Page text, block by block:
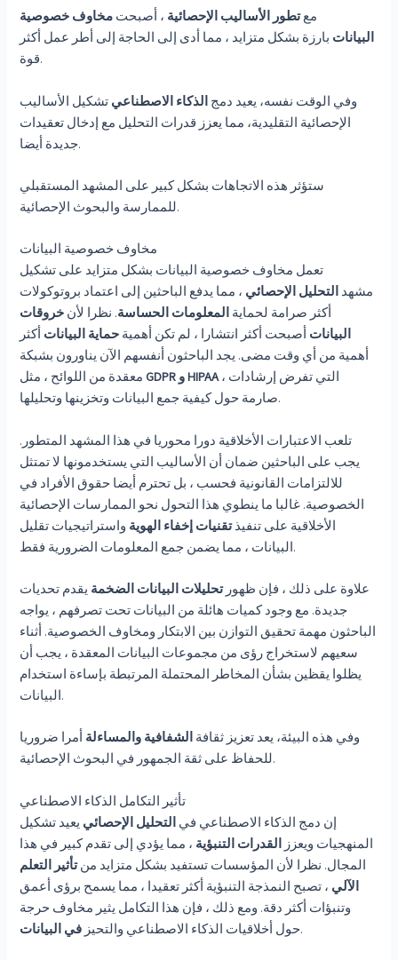
معتطور الأساليب الإحصائية ، أصبحت مخاوف خصوصية
البيانات بارزة بشكل متزايد ، مما أدى إلى الحاجة إلى أطر عمل أكثر
قوة.
وفي الوقت نفسه، يعيد دمج الذكاء الاصطناعي تشكيل الأساليب
الإحصائية التقليدية، مما يعزز قدرات التحليل مع إدخال تعقيدات
جديدة أيضا.
ستؤثر هذه الاتجاهات بشكل كبير على المشهد المستقبلي
للممارسة والبحوث الإحصائية.
مخاوف خصوصية البيانات
تعمل مخاوف خصوصية البيانات بشكل متزايد على تشكيل
مشهد التحليل الإحصائي ، مما يدفع الباحثين إلى اعتماد بروتوكولات
أكثر صرامة لحماية المعلومات الحساسة. نظرا لأن خروقات
البيانات أصبحت أكثر انتشارا ، لم تكن أهمية حماية البيانات أكثر
أهمية من أي وقت مضى. يجد الباحثون أنفسهم الآن يناورون بشبكة
GDPR و HIPAA، التي تفرض إرشادات
صارمة حول كيفية جمع البيانات وتخزينها وتحليلها.
تلعب الاعتبارات الأخلاقية دورا محوريا في هذا المشهد المتطور.
يجب على الباحثين ضمان أن الأساليب التي يستخدمونها لا تمتثل
للالتزامات القانونية فحسب ، بل تحترم أيضا حقوق الأفراد في
الخصوصية. غالبا ما ينطوي هذا التحول نحو الممارسات الإحصائية
الأخلاقية على تنفيذتقنيات إخفاء الهوية واستراتيجيات تقليل
البيانات ، مما يضمن جمع المعلومات الضرورية فقط.
علاوة على ذلك ، فإن ظهورتحليلات البيانات الضخمة يقدم تحديات
جديدة. مع وجود كميات هائلة من البيانات تحت تصرفهم ، يواجه
الباحثون مهمة تحقيق التوازن بين الابتكار ومخاوف الخصوصية. أثناء
سعيهم لاستخراج رؤى من مجموعات البيانات المعقدة ، يجب أن
يظلوا يقظين بشأن المخاطر المحتملة المرتبطة بإساءة استخدام
البيانات.
وفي هذه البيئة، يعد تعزيز ثقافة الشفافية والمساءلة أمرا ضروريا
للحفاظ على ثقة الجمهور في البحوث الإحصائية.
تأثير التكامل الذكاء الاصطناعي
إن دمج الذكاء الاصطناعي في التحليل الإحصائي يعيد تشكيل
المنهجيات ويعزز القدرات التنبؤية ، مما يؤدي إلى تقدم كبير في هذا
المجال. نظرا لأن المؤسسات تستفيد بشكل متزايد منتأثير التعلم
الآلي ، تصبح النمذجة التنبؤية أكثر تعقيدا ، مما يسمح برؤى أعمق
وتنبؤات أكثر دقة. ومع ذلك ، فإن هذا التكامل يثير مخاوف حرجة
حول أخلاقيات الذكاء الاصطناعي والتحيز في البيانات .